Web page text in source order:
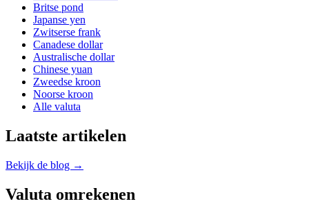
Britse pond
Japanse yen
Zwitserse frank
Canadese dollar
Australische dollar
Chinese yuan
Zweedse kroon
Noorse kroon
Alle valuta
Laatste artikelen
Bekijk de blog →
Valuta omrekenen